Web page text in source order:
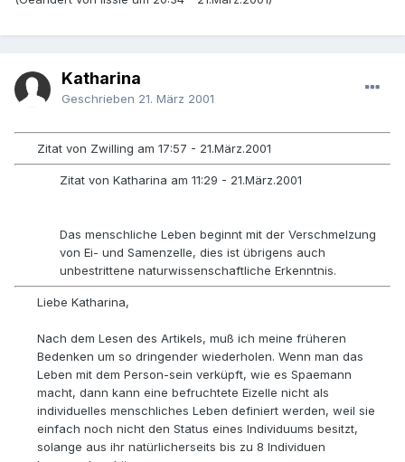
Katharina
Geschrieben 21. März 2001
Zitat von Zwilling am 17:57 - 21.März.2001
Zitat von Katharina am 11:29 - 21.März.2001
Das menschliche Leben beginnt mit der Verschmelzung
von Ei- und Samenzelle, dies ist übrigens auch
unbestrittene naturwissenschaftliche Erkenntnis.
Liebe Katharina,
Nach dem Lesen des Artikels, muß ich meine früheren
Bedenken um so dringender wiederholen. Wenn man das
Leben mit dem Person-sein verküpft, wie es Spaemann
macht, dann kann eine befruchtete Eizelle nicht als
individuelles menschliches Leben definiert werden, weil sie
einfach noch nicht den Status eines Individuums besitzt,
solange aus ihr natürlicherseits bis zu 8 Individuen